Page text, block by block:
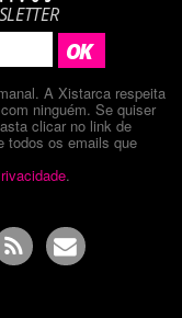
A Xistarca respeita
ninguém. Se quiser
clicar no link de
todos os emails que
.